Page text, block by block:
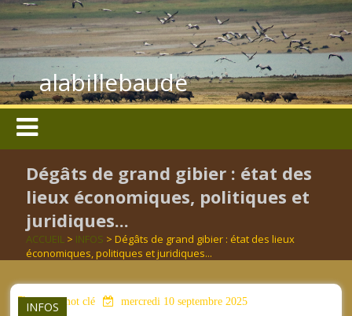
alabillebaude
Dégâts de grand gibier : état des
lieux économiques, politiques et
juridiques...
ACCUEIL > INFOS > Dégâts de grand gibier : état des lieux
économiques, politiques et juridiques...
INFOS
aucun mot clé mercredi 10 septembre 2025